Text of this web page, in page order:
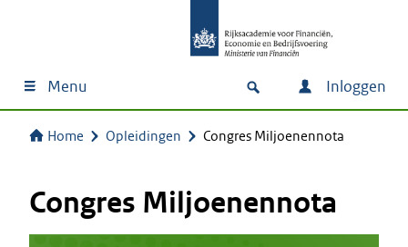
Menu Inloggen
Home Opleidingen Congres Miljoenennota
Congres Miljoenennota